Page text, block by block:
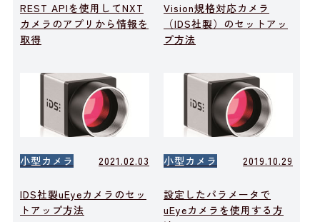
REST APIを使用してNXT
カメラのアプリから情報を
取得
Vision規格対応カメラ
（IDS社製）のセットアッ
プ方法
小型カメラ 2021.02.03
IDS社製uEyeカメラのセッ
トアップ方法
小型カメラ 2019.10.29
設定したパラメータで
uEyeカメラを使用する方